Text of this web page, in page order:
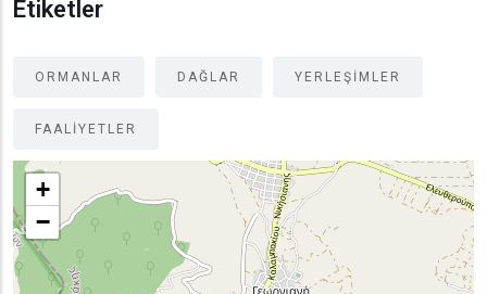
Etiketler
ORMANLAR DAĞLAR YERLEŞIMLER
FAALIYETLER
+
−